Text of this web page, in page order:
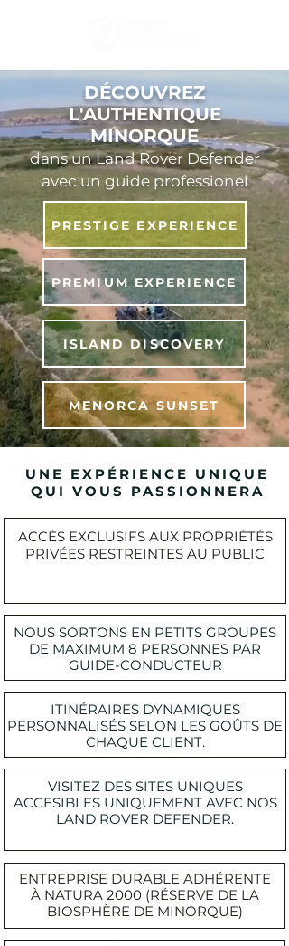
DÉCOUVREZ
L'AUTHENTIQUE
MINORQUE
dans un Land Rover Defender
avec un guide professionel
PRESTIGE EXPERIENCE
PREMIUM EXPERIENCE
ISLAND DISCOVERY
MENORCA SUNSET
UNE EXPÉRIENCE UNIQUE
QUI VOUS PASSIONNERA
ACCÈS EXCLUSIFS AUX PROPRIÉTÉS
PRIVÉES RESTREINTES AU PUBLIC
NOUS SORTONS EN PETITS GROUPES
DE MAXIMUM 8 PERSONNES PAR
GUIDE-CONDUCTEUR
ITINÉRAIRES DYNAMIQUES
PERSONNALISÉS SELON LES GOÛTS DE
CHAQUE CLIENT.
VISITEZ DES SITES UNIQUES
ACCESIBLES UNIQUEMENT AVEC NOS
LAND ROVER DEFENDER.
ENTREPRISE DURABLE ADHÉRENTE
À NATURA 2000 (RÉSERVE DE LA
BIOSPHÈRE DE MINORQUE)